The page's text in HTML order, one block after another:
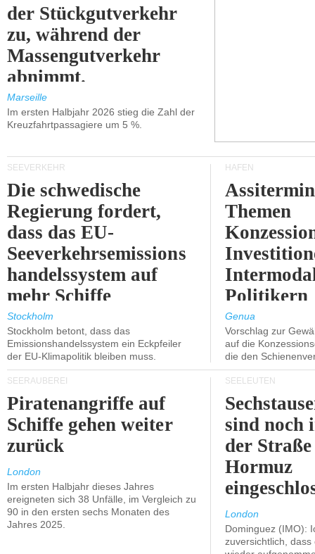
der Stückgutverkehr
zu, während der
Massengutverkehr
abnimmt.
Marseille
Im ersten Halbjahr 2026 stieg die Zahl der
Kreuzfahrtpassagiere um 5 %.
SEEVERKEHR
Die schwedische
Regierung fordert,
dass das EU-
Seeverkehrsemissions
handelssystem auf
mehr Schiffe
ausgeweitet wird.
Stockholm
Stockholm betont, dass das
Emissionshandelssystem ein Eckpfeiler
der EU-Klimapolitik bleiben muss.
HÄFEN
Themen
Politikern
Genua
Vorschlag zur
auf die
die den
SEERÄUBEREI
Piratenangriffe auf
Schiffe gehen weiter
zurück
London
Im ersten Halbjahr dieses Jahres
ereigneten sich 38 Unfälle, im Vergleich zu
90 in den ersten sechs Monaten des
Jahres 2025.
SEELEUTEN
sind noch
der
Hormuz
London
Dominguez (IMO):
zuversichtlich,